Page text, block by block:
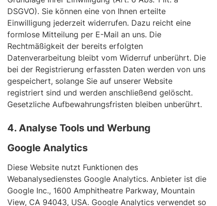
DSGVO). Sie können eine von Ihnen erteilte
Einwilligung jederzeit widerrufen. Dazu reicht eine
formlose Mitteilung per E-Mail an uns. Die
Rechtmäßigkeit der bereits erfolgten
Datenverarbeitung bleibt vom Widerruf unberührt. Die
bei der Registrierung erfassten Daten werden von uns
gespeichert, solange Sie auf unserer Website
registriert sind und werden anschließend gelöscht.
Gesetzliche Aufbewahrungsfristen bleiben unberührt.
4. Analyse Tools und Werbung
Google Analytics
Diese Website nutzt Funktionen des
Webanalysedienstes Google Analytics. Anbieter ist die
Google Inc., 1600 Amphitheatre Parkway, Mountain
View, CA 94043, USA. Google Analytics verwendet so